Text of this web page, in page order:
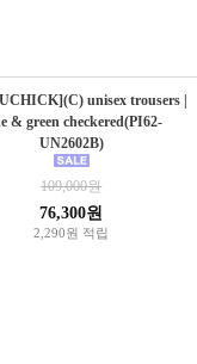
unisex trousers |
& green checkered(PI62-
UN2602B)
109,000원
76,300원
2,290원 적립